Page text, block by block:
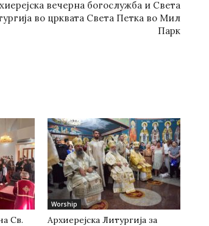
вечерна богослужба и Света
во црквата Света Петка во Мил
Парк
Св.
Worship
Архиерејска Литургија за